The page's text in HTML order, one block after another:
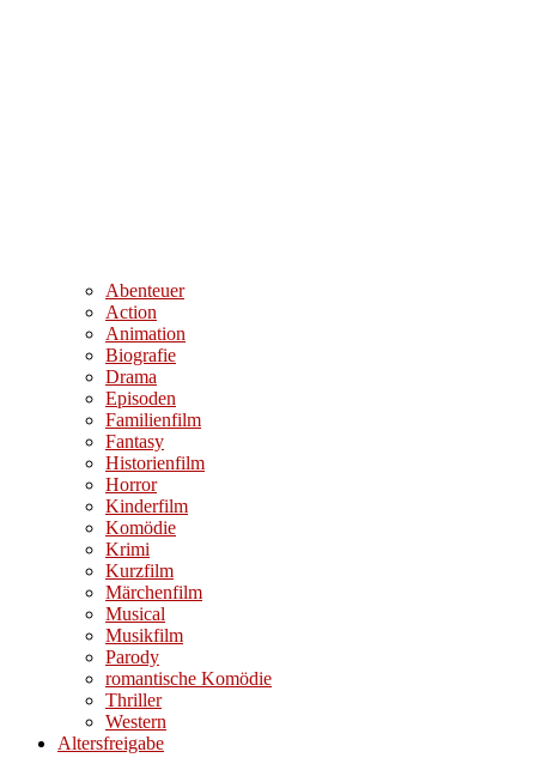
Abenteuer
Action
Animation
Biografie
Drama
Episoden
Familienfilm
Fantasy
Historienfilm
Horror
Kinderfilm
Komödie
Krimi
Kurzfilm
Märchenfilm
Musical
Musikfilm
Parody
romantische Komödie
Thriller
Western
Altersfreigabe